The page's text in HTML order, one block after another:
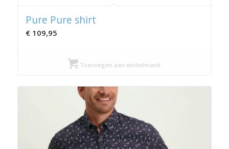
Pure Pure shirt
€109,95
Toevoegen aan winkelmand